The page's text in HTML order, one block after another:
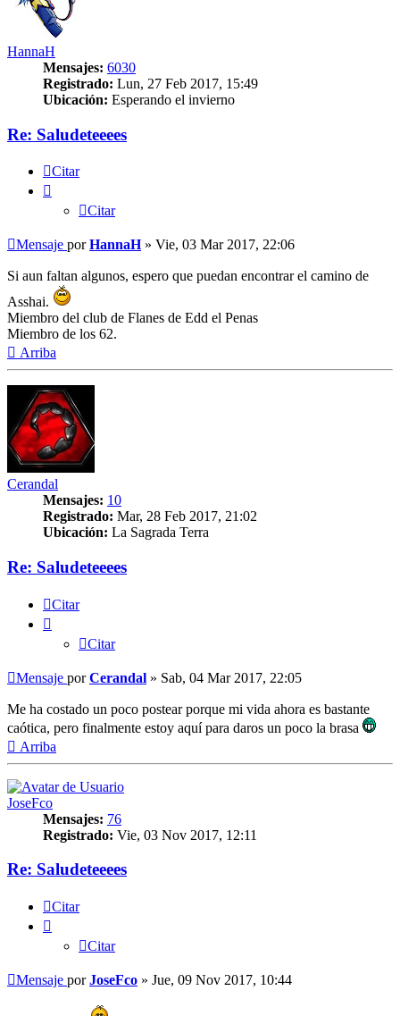
HannaH
Mensajes: 6030
Registrado: Lun, 27 Feb 2017, 15:49
Ubicación: Esperando el invierno
Re: Saludeteeees
Citar
Citar
Mensaje porHannaH» Vie, 03 Mar 2017, 22:06
Si aun faltan algunos, espero que puedan encontrar el camino de
Asshai.
Miembro del club de Flanes de Edd el Penas
Miembro de los 62.
Arriba
Cerandal
Mensajes: 10
Registrado: Mar, 28 Feb 2017, 21:02
Ubicación: La Sagrada Terra
Re: Saludeteeees
Citar
Citar
Mensaje porCerandal » Sab, 04 Mar 2017, 22:05
Me ha costado un poco postear porque mi vida ahora es bastante
caótica, pero finalmente estoy aquí para daros un poco la brasa
Arriba
JoseFco
Mensajes: 76
Registrado: Vie, 03 Nov 2017, 12:11
Re: Saludeteeees
Citar
Citar
Mensaje porJoseFco » Jue, 09 Nov 2017, 10:44